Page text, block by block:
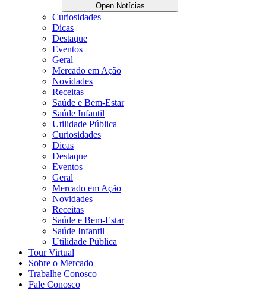
Open Notícias
Curiosidades
Dicas
Destaque
Eventos
Geral
Mercado em Ação
Novidades
Receitas
Saúde e Bem-Estar
Saúde Infantil
Utilidade Pública
Curiosidades
Dicas
Destaque
Eventos
Geral
Mercado em Ação
Novidades
Receitas
Saúde e Bem-Estar
Saúde Infantil
Utilidade Pública
Tour Virtual
Sobre o Mercado
Trabalhe Conosco
Fale Conosco